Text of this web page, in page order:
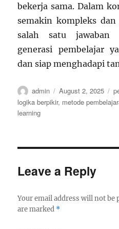
bekerja sama. Dalam
semakin kompleks
salah satu jawaban
generasi pembelajar
dan siap menghadapi
Author
admin
Posted
on
August 2, 2025
logika berpikir, metode
learning
Leave a Reply
Your email address will not be
are marked *